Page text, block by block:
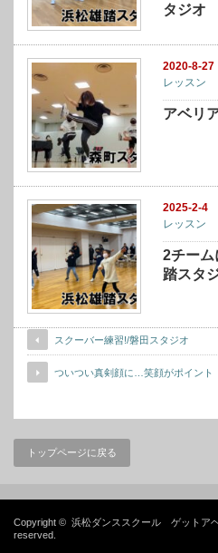
タジオ
2020-8-27
レッスン
アベリ
2025-2-4
レッスン
2チーム
踏スタ
スクーバー練習!/磐田スタジオ
ついつい真剣顔に…笑顔がポイン
トップページに戻る
Copyright © 浜松ダンススクール ゲットア
reserved.